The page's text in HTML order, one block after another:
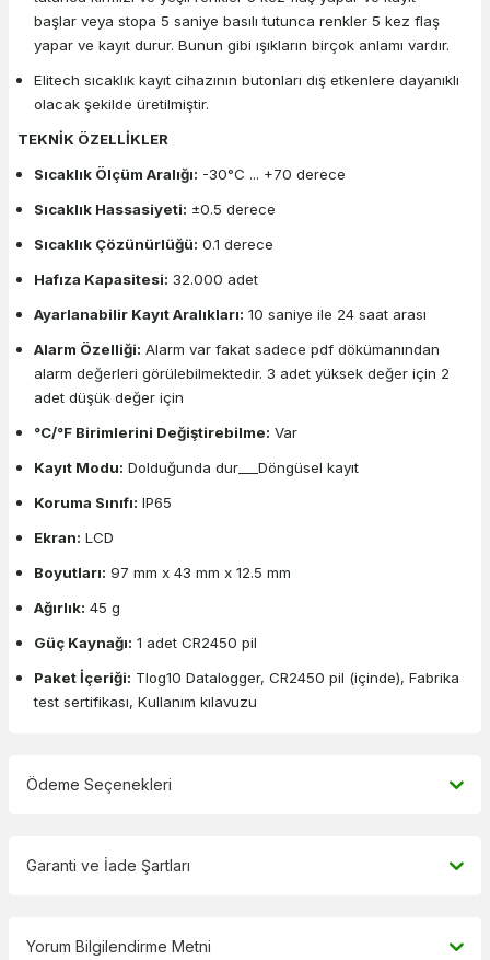
başlar veya stopa 5 saniye basılı tutunca renkler 5 kez flaş
yapar ve kayıt durur. Bunun gibi ışıkların birçok anlamı vardır.
Elitech sıcaklık kayıt cihazının butonları dış etkenlere dayanıklı
olacak şekilde üretilmiştir.
TEKNİK ÖZELLİKLER
Sıcaklık Ölçüm Aralığı: -30°C ... +70 derece
Sıcaklık Hassasiyeti: ±0.5 derece
Sıcaklık Çözünürlüğü: 0.1 derece
Hafıza Kapasitesi: 32.000 adet
Ayarlanabilir Kayıt Aralıkları: 10 saniye ile 24 saat arası
Alarm Özelliği: Alarm var fakat sadece pdf dökümanından
alarm değerleri görülebilmektedir. 3 adet yüksek değer için 2
adet düşük değer için
°C/°F Birimlerini Değiştirebilme: Var
Kayıt Modu: Dolduğunda dur___Döngüsel kayıt
Koruma Sınıfı: IP65
Ekran: LCD
Boyutları: 97 mm x 43 mm x 12.5 mm
Ağırlık: 45 g
Güç Kaynağı: 1 adet CR2450 pil
Paket İçeriği: Tlog10 Datalogger, CR2450 pil (içinde), Fabrika
test sertifikası, Kullanım kılavuzu
Ödeme Seçenekleri
Garanti ve İade Şartları
Yorum Bilgilendirme Metni